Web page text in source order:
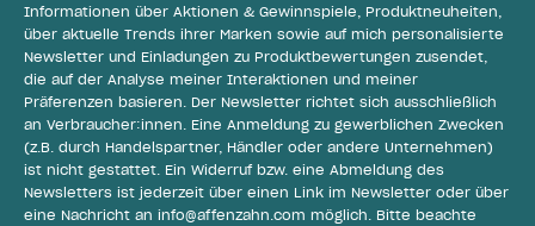
Informationen über Aktionen & Gewinnspiele, Produktneuheiten,
über aktuelle Trends ihrer Marken sowie auf mich personalisierte
Newsletter und Einladungen zu Produktbewertungen zusendet,
die auf der Analyse meiner Interaktionen und meiner
Präferenzen basieren. Der Newsletter richtet sich ausschließlich
an Verbraucher:innen. Eine Anmeldung zu gewerblichen Zwecken
(z.B. durch Handelspartner, Händler oder andere Unternehmen)
ist nicht gestattet. Ein Widerruf bzw. eine Abmeldung des
Newsletters ist jederzeit über einen Link im Newsletter oder über
eine Nachricht an info@affenzahn.com möglich. Bitte beachte